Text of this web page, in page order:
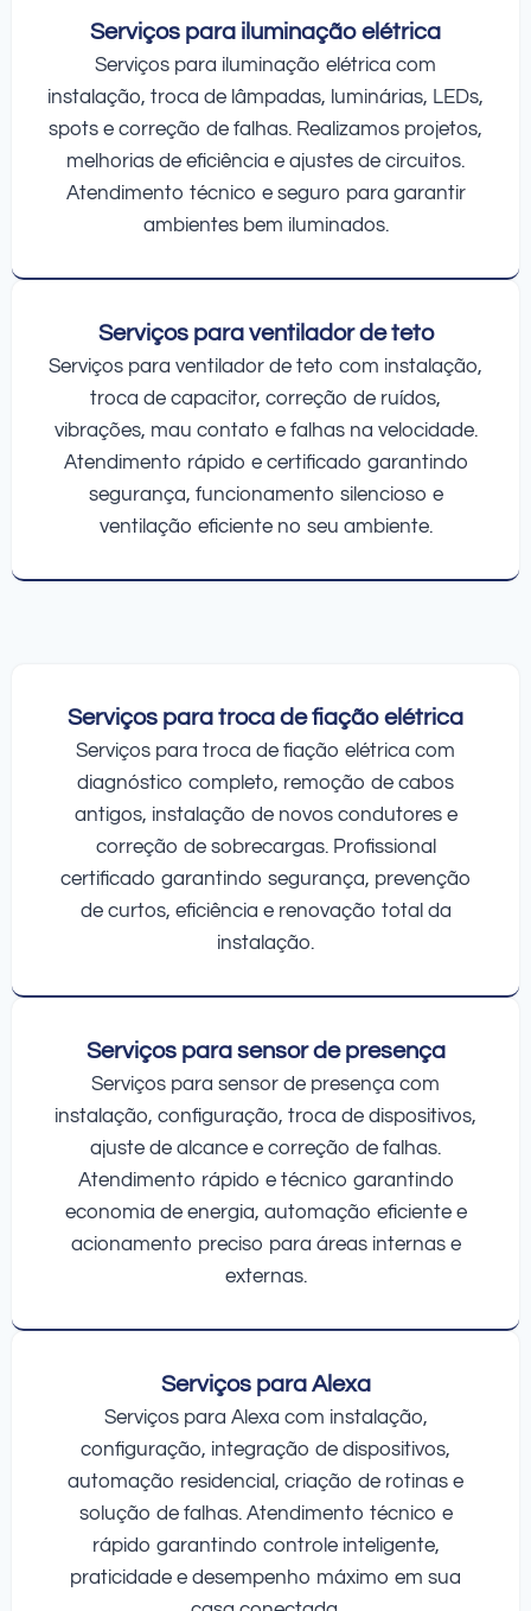
Serviços para iluminação elétrica
Serviços para iluminação elétrica com
instalação, troca de lâmpadas, luminárias, LEDs,
spots e correção de falhas. Realizamos projetos,
melhorias de eficiência e ajustes de circuitos.
Atendimento técnico e seguro para garantir
ambientes bem iluminados.
Serviços para ventilador de teto
Serviços para ventilador de teto com instalação,
troca de capacitor, correção de ruídos,
vibrações, mau contato e falhas na velocidade.
Atendimento rápido e certificado garantindo
segurança, funcionamento silencioso e
ventilação eficiente no seu ambiente.
Serviços para troca de fiação elétrica
Serviços para troca de fiação elétrica com
diagnóstico completo, remoção de cabos
antigos, instalação de novos condutores e
correção de sobrecargas. Profissional
certificado garantindo segurança, prevenção
de curtos, eficiência e renovação total da
instalação.
Serviços para sensor de presença
Serviços para sensor de presença com
instalação, configuração, troca de dispositivos,
ajuste de alcance e correção de falhas.
Atendimento rápido e técnico garantindo
economia de energia, automação eficiente e
acionamento preciso para áreas internas e
externas.
Serviços para Alexa
Serviços para Alexa com instalação,
configuração, integração de dispositivos,
automação residencial, criação de rotinas e
solução de falhas. Atendimento técnico e
rápido garantindo controle inteligente,
praticidade e desempenho máximo em sua